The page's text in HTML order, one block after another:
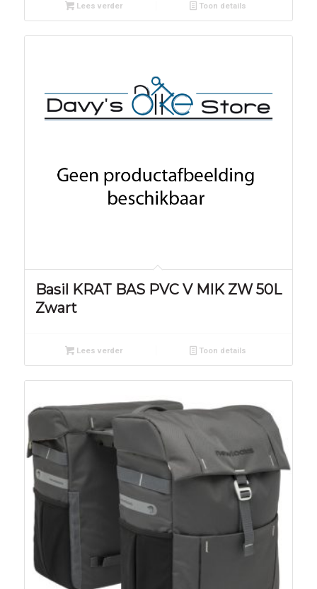
Lees verder Toon details
Basil KRAT BAS PVC V MIK ZW 50L
Zwart
Lees verder Toon details